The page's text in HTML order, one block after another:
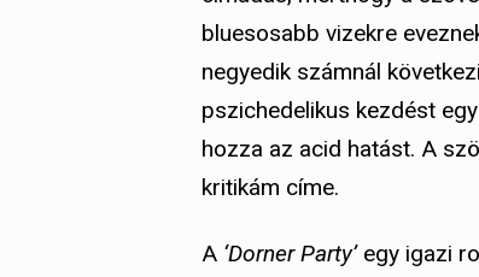
bluesosabb vizekre
negyedik számnál
pszichedelikus kezdést
hozza az acid hatást. A
kritikám címe.
A ‘Dorner Party’egy igazi